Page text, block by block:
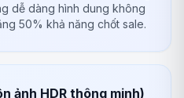
dễ dàng hình dung không
50% khả năng chốt sale.
ảnh HDR thông minh)